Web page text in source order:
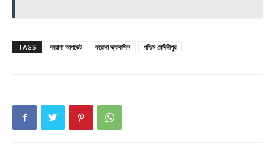
TAGS করোনা আপডেট করোনা ভ্যাকসিন পশ্চিম মেদিনীপুর